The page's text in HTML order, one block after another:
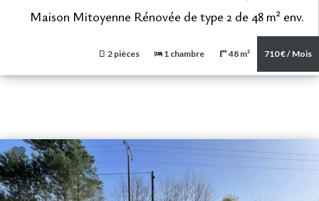
Maison Mitoyenne Rénovée de type 2 de 48 m² env.
2 pièces 1 chambre 48 m² 710 € / Mois